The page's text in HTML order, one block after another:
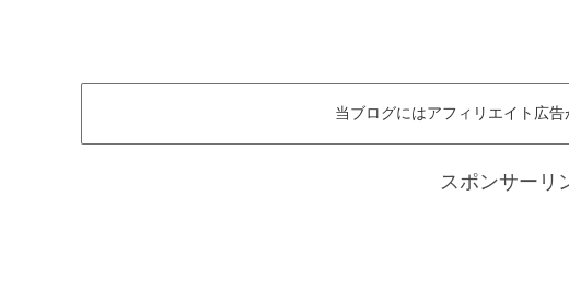
当ブログにはアフィリエイト広告
スポンサーリ